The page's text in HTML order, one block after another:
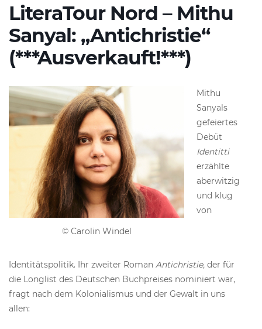
LiteraTour Nord – Mithu
Sanyal: „Antichristie“
(***Ausverkauft!***)
© Carolin Windel
Mithu
Sanyals
gefeiertes
Debüt
Identitti
erzählte
aberwitzig
und klug
von
Identitätspolitik. Ihr zweiter Roman Antichristie, der für
die Longlist des Deutschen Buchpreises nominiert war,
fragt nach dem Kolonialismus und der Gewalt in uns
allen: